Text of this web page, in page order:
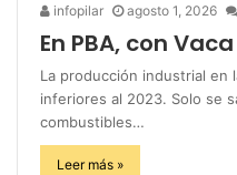
infopilar agosto 1, 2026
En PBA, con
La producción industrial en
inferiores al 2023. Solo se
combustibles…
Leer más »